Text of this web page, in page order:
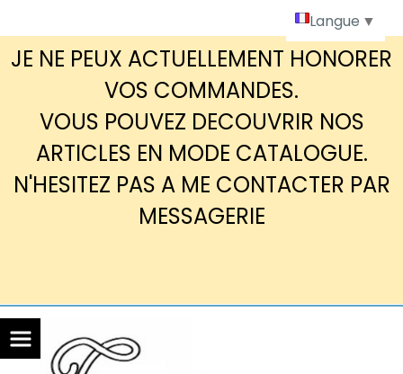
JE NE PEUX ACTUELLEMENT HONORER
VOS COMMANDES.
VOUS POUVEZ DECOUVRIR NOS
ARTICLES EN MODE CATALOGUE.
N'HESITEZ PAS A ME CONTACTER PAR
MESSAGERIE
Langue ▼